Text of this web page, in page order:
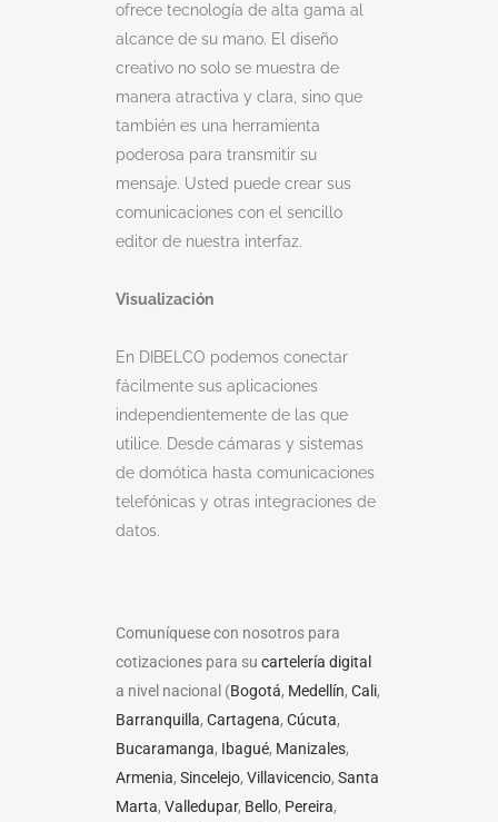
ofrece tecnología de alta gama al
alcance de su mano. El diseño
creativo no solo se muestra de
manera atractiva y clara, sino que
también es una herramienta
poderosa para transmitir su
mensaje. Usted puede crear sus
comunicaciones con el sencillo
editor de nuestra interfaz.
Visualización
En DIBELCO podemos conectar
fácilmente sus aplicaciones
independientemente de las que
utilice. Desde cámaras y sistemas
de domótica hasta comunicaciones
telefónicas y otras integraciones de
datos.
Comuníquese con nosotros para
cotizaciones para su cartelería digital
a nivel nacional (Bogotá, Medellín, Cali,
Barranquilla, Cartagena, Cúcuta,
Bucaramanga, Ibagué, Manizales,
Armenia, Sincelejo, Villavicencio, Santa
Marta, Valledupar, Bello, Pereira,